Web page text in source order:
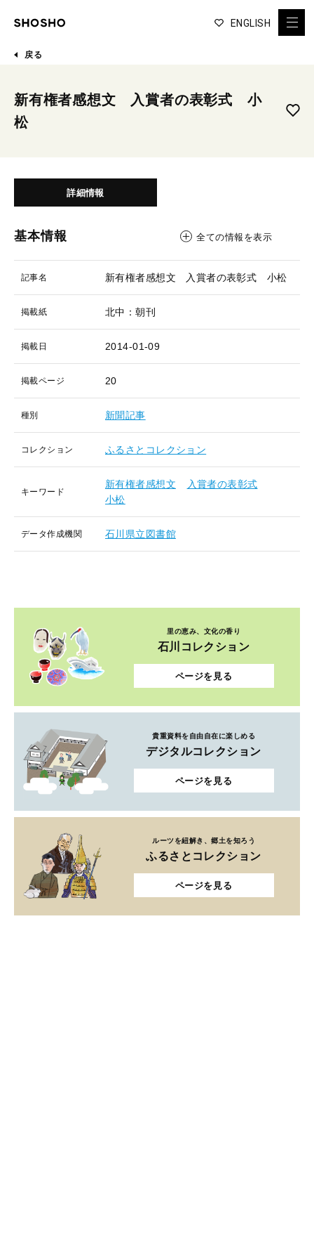
ENGLISH
戻る
新有権者感想文 入賞者の表彰式 小
松
詳細情報
基本情報 全ての情報を表示
記事名 新有権者感想文 入賞者の表彰式 小松
掲載紙 北中：朝刊
掲載日 2014-01-09
掲載ページ 20
種別 新聞記事
コレクション ふるさとコレクション
キーワード
新有権者感想文
入賞者の表彰式
小松
データ作成機関 石川県立図書館
里の恵み、文化の香り
石川コレクション
ページを見る
貴重資料を自由自在に楽しめる
デジタルコレクション
ページを見る
ルーツを紐解き、郷土を知ろう
ふるさとコレクション
ページを見る